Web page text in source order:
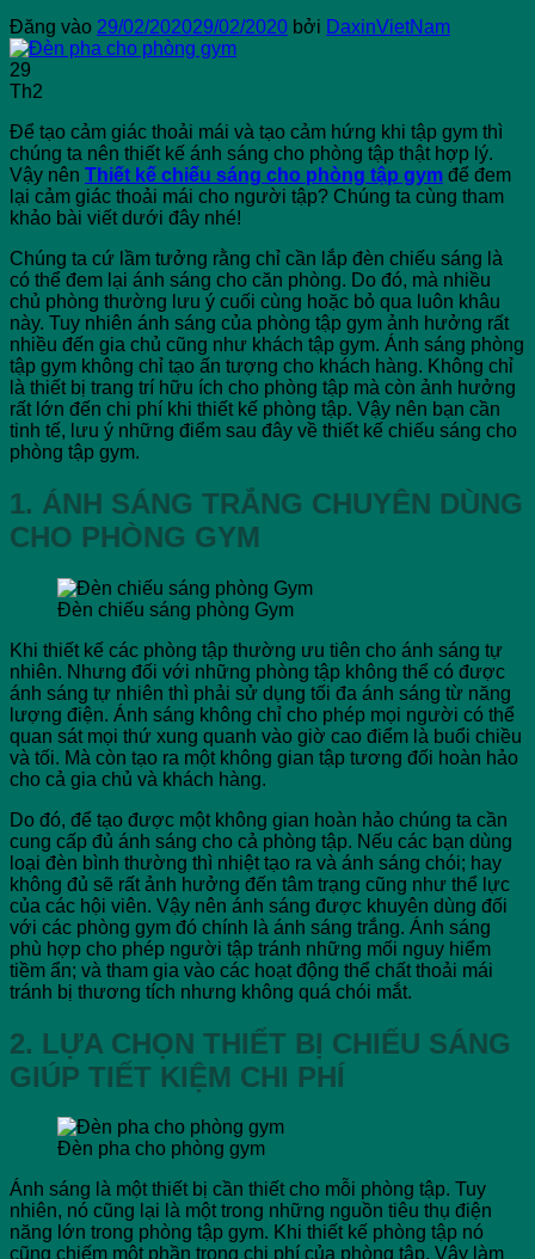
Đăng vào 29/02/202029/02/2020 bởi DaxinVietNam
29
Th2
Để tạo cảm giác thoải mái và tạo cảm hứng khi tập gym thì
chúng ta nên thiết kế ánh sáng cho phòng tập thật hợp lý.
Vậy nên Thiết kế chiếu sáng cho phòng tập gym để đem
lại cảm giác thoải mái cho người tập? Chúng ta cùng tham
khảo bài viết dưới đây nhé!
Chúng ta cứ lầm tưởng rằng chỉ cần lắp đèn chiếu sáng là
có thể đem lại ánh sáng cho căn phòng. Do đó, mà nhiều
chủ phòng thường lưu ý cuối cùng hoặc bỏ qua luôn khâu
này. Tuy nhiên ánh sáng của phòng tập gym ảnh hưởng rất
nhiều đến gia chủ cũng như khách tập gym. Ánh sáng phòng
tập gym không chỉ tạo ấn tượng cho khách hàng. Không chỉ
là thiết bị trang trí hữu ích cho phòng tập mà còn ảnh hưởng
rất lớn đến chi phí khi thiết kế phòng tập. Vậy nên bạn cần
tinh tế, lưu ý những điểm sau đây về thiết kế chiếu sáng cho
phòng tập gym.
1. ÁNH SÁNG TRẮNG CHUYÊN DÙNG
CHO PHÒNG GYM
Đèn chiếu sáng phòng Gym
Khi thiết kế các phòng tập thường ưu tiên cho ánh sáng tự
nhiên. Nhưng đối với những phòng tập không thể có được
ánh sáng tự nhiên thì phải sử dụng tối đa ánh sáng từ năng
lượng điện. Ánh sáng không chỉ cho phép mọi người có thể
quan sát mọi thứ xung quanh vào giờ cao điểm là buổi chiều
và tối. Mà còn tạo ra một không gian tập tương đối hoàn hảo
cho cả gia chủ và khách hàng.
Do đó, để tạo được một không gian hoàn hảo chúng ta cần
cung cấp đủ ánh sáng cho cả phòng tập. Nếu các bạn dùng
loại đèn bình thường thì nhiệt tạo ra và ánh sáng chói; hay
không đủ sẽ rất ảnh hưởng đến tâm trạng cũng như thể lực
của các hội viên. Vậy nên ánh sáng được khuyên dùng đối
với các phòng gym đó chính là ánh sáng trắng. Ánh sáng
phù hợp cho phép người tập tránh những mối nguy hiểm
tiềm ẩn; và tham gia vào các hoạt động thể chất thoải mái
tránh bị thương tích nhưng không quá chói mắt.
2. LỰA CHỌN THIẾT BỊ CHIẾU SÁNG
GIÚP TIẾT KIỆM CHI PHÍ
Đèn pha cho phòng gym
Ánh sáng là một thiết bị cần thiết cho mỗi phòng tập. Tuy
nhiên, nó cũng lại là một trong những nguồn tiêu thụ điện
năng lớn trong phòng tập gym. Khi thiết kế phòng tập nó
cũng chiếm một phần trong chi phí của phòng tập. Vậy làm